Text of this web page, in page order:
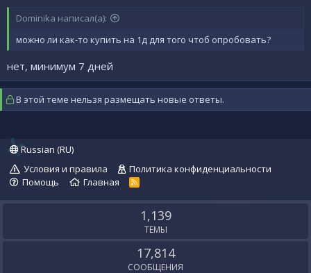
Dominika написал(а):
можно ли как-то купить на 1д для того чтоб опробовать?
нет, минимум 7 дней
В этой теме нельзя размещать новые ответы.
Russian (RU)
Условия и правила
Политика конфиденциальности
Помощь
Главная
R
S
1,139
ТЕМЫ
17,814
СООБЩЕНИЯ